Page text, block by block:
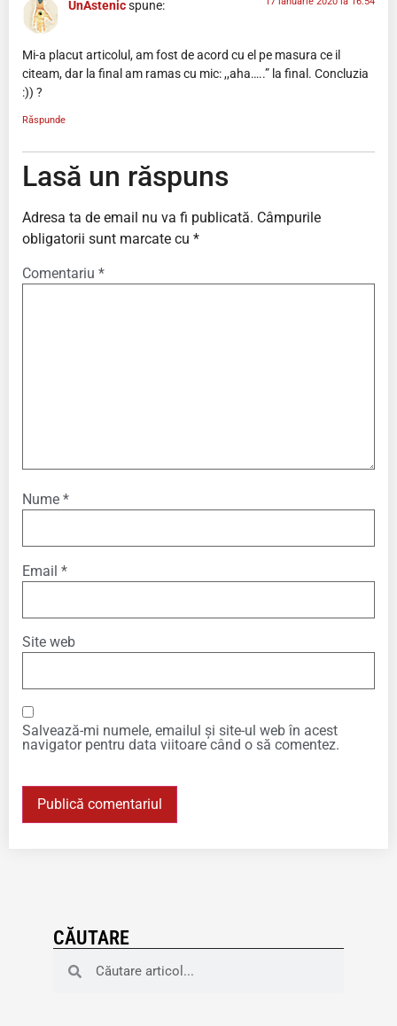
UnAstenicspune:
Mi-a placut articolul, am fost de acord cu el pe masura ce il
citeam, dar la final am ramas cu mic: ,,aha…..” la final. Concluzia
:)) ?
Răspunde
Lasă un răspuns
Adresa ta de email nu va fi publicată. Câmpurile
obligatorii sunt marcate cu *
Comentariu *
Nume *
Email *
Site web
Salvează-mi numele, emailul și site-ul web în acest
navigator pentru data viitoare când o să comentez.
CĂUTARE